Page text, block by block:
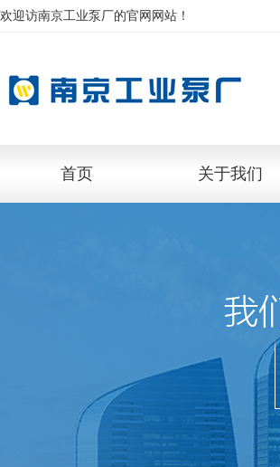
欢迎访南京工业泵厂的官网网站！
首页 关于我们